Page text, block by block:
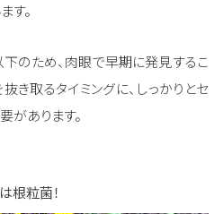
す。
のため、肉眼で早期に発見するこ
き取るタイミングに、しっかりとセ
があります。
根粒菌！